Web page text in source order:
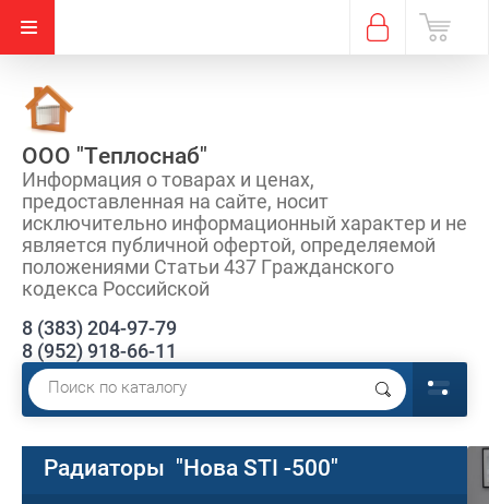
ООО "Теплоснаб"
Информация о товарах и ценах,
предоставленная на сайте, носит
исключительно информационный характер и не
является публичной офертой, определяемой
положениями Статьи 437 Гражданского
кодекса Российской
8 (383) 204-97-79
8 (952) 918-66-11
Радиаторы "Нова STI -500"